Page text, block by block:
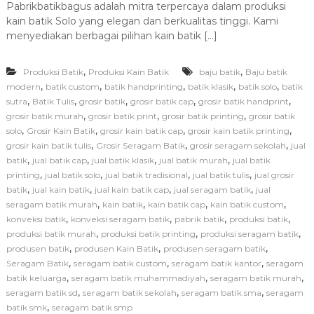
d
a
r
i
k
a
t
i
k
b
a
u
s
:
S
o
s
Pabrikbatikbagus adalah mitra terpercaya dalam produksi
kain batik Solo yang elegan dan berkualitas tinggi. Kami
menyediakan berbagai pilihan kain batik […]
Produksi Batik, Produksi Kain Batik baju batik, Baju batik
modern, batik custom, batik handprinting, batik klasik, batik solo, batik
sutra, Batik Tulis, grosir batik, grosir batik cap, grosir batik handprint,
grosir batik murah, grosir batik print, grosir batik printing, grosir batik
solo, Grosir Kain Batik, grosir kain batik cap, grosir kain batik printing,
grosir kain batik tulis, Grosir Seragam Batik, grosir seragam sekolah, jual
batik, jual batik cap, jual batik klasik, jual batik murah, jual batik
printing, jual batik solo, jual batik tradisional, jual batik tulis, jual grosir
batik, jual kain batik, jual kain batik cap, jual seragam batik, jual
seragam batik murah, kain batik, kain batik cap, kain batik custom,
konveksi batik, konveksi seragam batik, pabrik batik, produksi batik,
produksi batik murah, produksi batik printing, produksi seragam batik,
produsen batik, produsen Kain Batik, produsen seragam batik,
Seragam Batik, seragam batik custom, seragam batik kantor, seragam
batik keluarga, seragam batik muhammadiyah, seragam batik murah,
seragam batik sd, seragam batik sekolah, seragam batik sma, seragam
batik smk, seragam batik smp